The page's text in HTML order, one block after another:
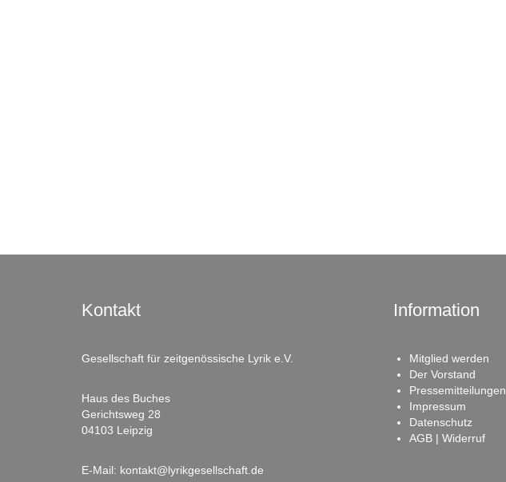
Kontakt
Gesellschaft für zeitgenössische Lyrik e.V.
Haus des Buches
Gerichtsweg 28
04103 Leipzig
E-Mail: kontakt@lyrikgesellschaft.de
Information
Mitglied werden
Der Vorstand
Pressemitteilungen
Impressum
Datenschutz
AGB | Widerruf